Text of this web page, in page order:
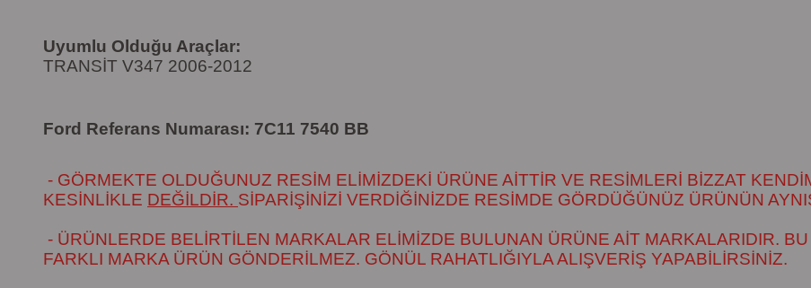
Uyumlu Olduğu Araçlar:
TRANSİT V347 2006-2012
Ford Referans Numarası: 7C11 7540 BB
- GÖRMEKTE OLDUĞUNUZ RESİM ELİMİZDEKİ ÜRÜNE AİTTİR VE RESİMLERİ BİZZAT
KESİNLİKLE DEĞİLDİR. SİPARİŞİNİZİ VERDİĞİNİZDE RESİMDE GÖRDÜĞÜNÜZ ÜRÜNÜN
- ÜRÜNLERDE BELİRTİLEN MARKALAR ELİMİZDE BULUNAN ÜRÜNE AİT MARKALARIDIR.
FARKLI MARKA ÜRÜN GÖNDERİLMEZ. GÖNÜL RAHATLIĞIYLA ALIŞVERİŞ YAPABİLİRSİNİZ.